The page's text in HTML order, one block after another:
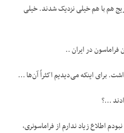
هم با هم خیلی نزدیک شدند. خیلی
در ایران ..
برای اینکه می‌دیدیم اکثراً آن‌ها …
…؟
اطلاع زیاد ندارم از فراماسونری،